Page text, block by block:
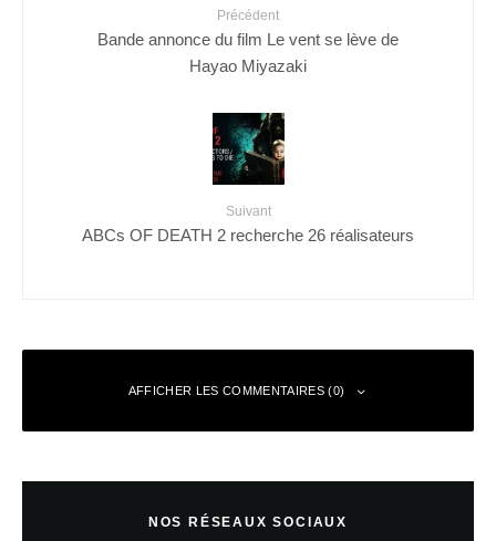
Précédent
Bande annonce du film Le vent se lève de
Hayao Miyazaki
Suivant
ABCs OF DEATH 2 recherche 26 réalisateurs
AFFICHER LES COMMENTAIRES (0)
NOS RÉSEAUX SOCIAUX